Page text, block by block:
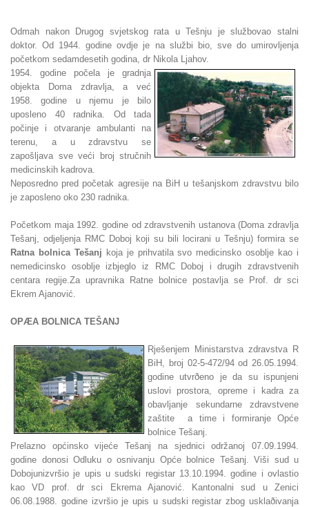
Odmah nakon Drugog svjetskog rata u Tešnju je službovao stalni
doktor. Od 1944. godine ovdje je na službi bio, sve do umirovljenja
početkom sedamdesetih godina, dr Nikola Ljahov.
1954. godine počela je gradnja
objekta Doma zdravlja, a već
1958. godine u njemu je bilo
uposleno 40 radnika. Od tada
počinje i otvaranje ambulanti na
terenu, a u zdravstvu se
zapošljava sve veći broj stručnih
medicinskih kadrova.
Neposredno pred početak agresije na BiH u tešanjskom zdravstvu bilo
je zaposleno oko 230 radnika.
Početkom maja 1992. godine od zdravstvenih ustanova (Doma zdravlja
Tešanj, odjeljenja RMC Doboj koji su bili locirani u Tešnju) formira se
Ratna bolnica Tešanj koja je prihvatila svo medicinsko osoblje kao i
nemedicinsko osoblje izbjeglo iz RMC Doboj i drugih zdravstvenih
centara regije.Za upravnika Ratne bolnice postavlja se Prof. dr sci
Ekrem Ajanović.
OPÆA BOLNICA TEŠANJ
Rješenjem Ministarstva zdravstva R
BiH, broj 02-5-472/94 od 26.05.1994.
godine utvrðeno je da su ispunjeni
uslovi prostora, opreme i kadra za
obavljanje sekundarne zdravstvene
zaštite a time i formiranje Opće
bolnice Tešanj.
Prelazno općinsko vijeće Tešanj na sjednici održanoj 07.09.1994.
godine donosi Odluku o osnivanju Opće bolnice Tešanj. Viši sud u
Dobojunizvršio je upis u sudski registar 13.10.1994. godine i ovlastio
kao VD prof. dr sci Ekrema Ajanović. Kantonalni sud u Zenici
06.08.1988. godine izvršio je upis u sudski registar zbog usklaðivanja